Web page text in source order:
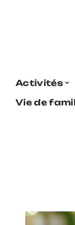
Activités
Vie de